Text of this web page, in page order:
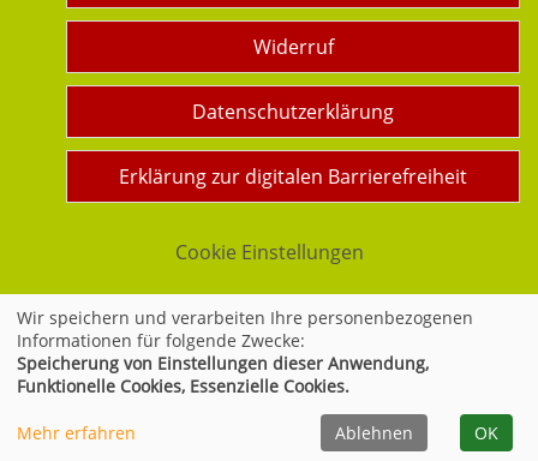
Widerruf
Datenschutzerklärung
Erklärung zur digitalen Barrierefreiheit
Cookie Einstellungen
Widerrufsformular
Wir speichern und verarbeiten Ihre personenbezogenen
Informationen für folgende Zwecke:
Speicherung von Einstellungen dieser Anwendung,
Funktionelle Cookies, Essenzielle Cookies.
Mehr erfahren Ablehnen OK